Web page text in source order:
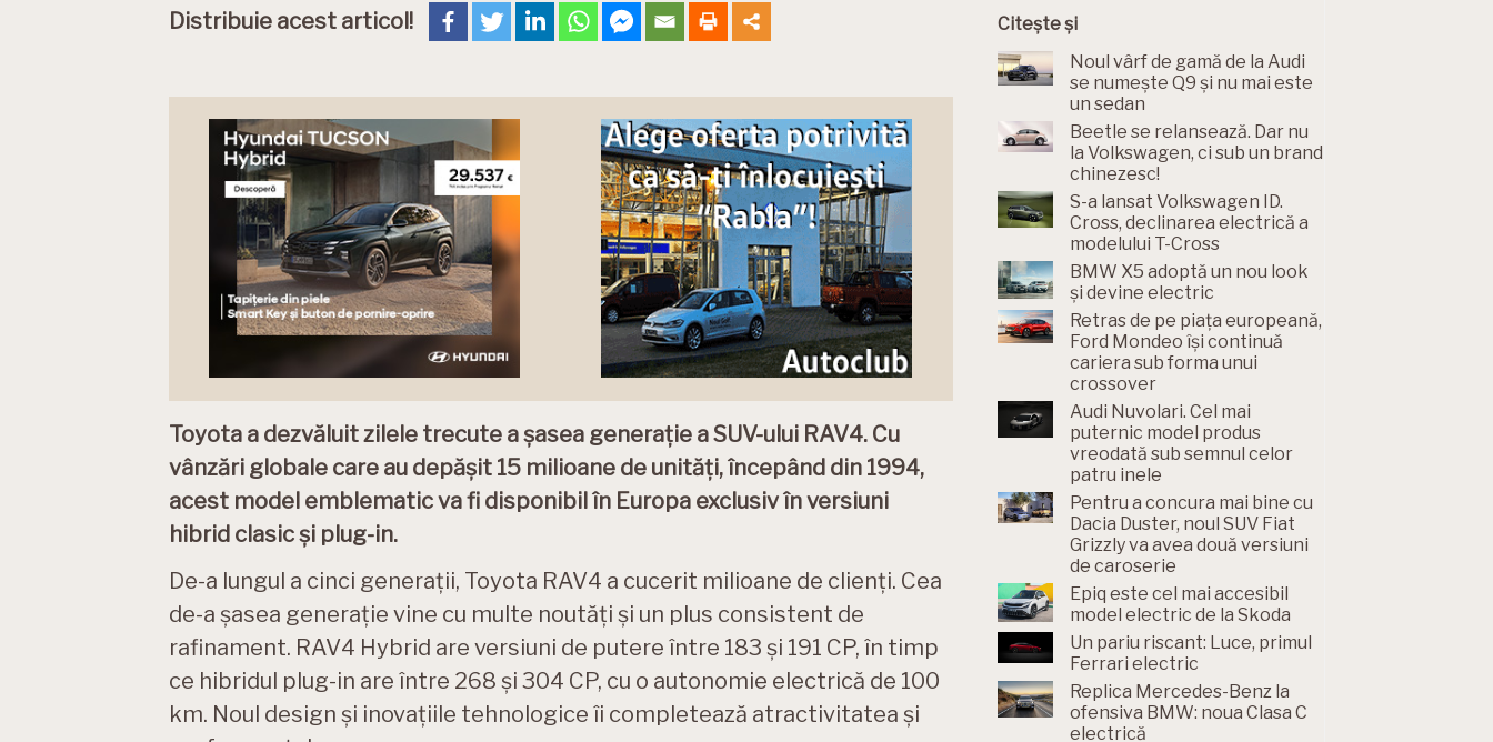
Distribuie acest articol!
Toyota a dezvăluit zilele trecute a șasea generație a SUV-ului RAV4. Cu
vânzări globale care au depășit 15 milioane de unități, începând din 1994,
acest model emblematic va fi disponibil în Europa exclusiv în versiuni
hibrid clasic și plug-in.
De-a lungul a cinci generații, Toyota RAV4 a cucerit milioane de clienți. Cea
de-a șasea generație vine cu multe noutăți și un plus consistent de
rafinament. RAV4 Hybrid are versiuni de putere între 183 și 191 CP, în timp
ce hibridul plug-in are între 268 și 304 CP, cu o autonomie electrică de 100
km. Noul design și inovațiile tehnologice îi completează atractivitatea și
Citește și
Noul vârf de gamă de la Audi
se numește Q9 și nu mai este
un sedan
Beetle se relansează. Dar nu
la Volkswagen, ci sub un brand
chinezesc!
S-a lansat Volkswagen ID.
Cross, declinarea electrică a
modelului T-Cross
BMW X5 adoptă un nou look
și devine electric
Retras de pe piața europeană,
Ford Mondeo își continuă
cariera sub forma unui
crossover
Audi Nuvolari. Cel mai
puternic model produs
vreodată sub semnul celor
patru inele
Pentru a concura mai bine cu
Dacia Duster, noul SUV Fiat
Grizzly va avea două versiuni
de caroserie
Epiq este cel mai accesibil
model electric de la Skoda
Un pariu riscant: Luce, primul
Ferrari electric
Replica Mercedes-Benz la
ofensiva BMW: noua Clasa C
electrică